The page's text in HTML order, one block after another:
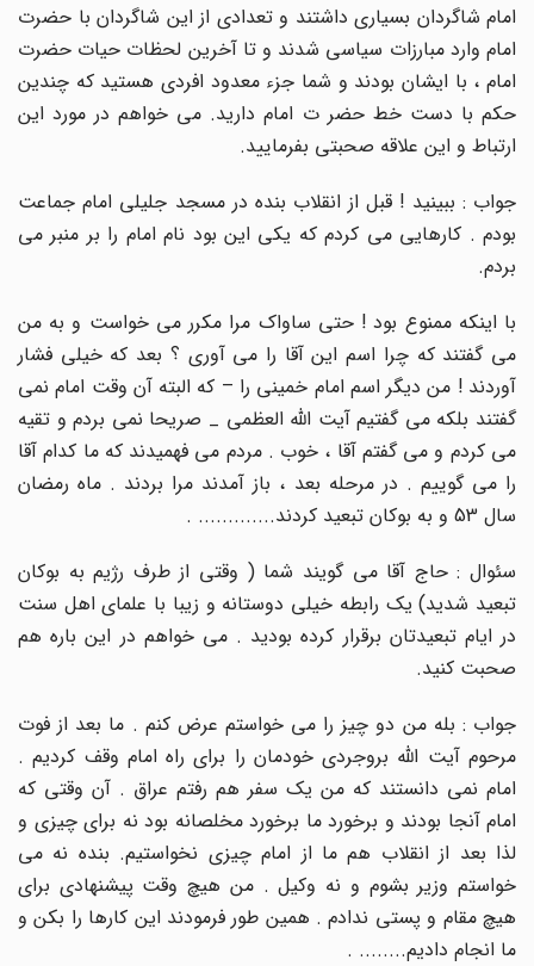
امام شاگردان بسیاری داشتند و تعدادی از این شاگردان با حضرت
امام وارد مبارزات سیاسی شدند و تا آخرین لحظات حیات حضرت
امام ، با ایشان بودند و شما جزء معدود افردی هستید که چندین
حکم با دست خط حضر ت امام دارید. می خواهم در مورد این
ارتباط و این علاقه صحبتی بفرمایید.
جواب : ببینید ! قبل از انقلاب بنده در مسجد جلیلی امام جماعت
بودم . کارهایی می کردم که یکی این بود نام امام را بر منبر می
بردم.
با اینکه ممنوع بود ! حتی ساواک مرا مکرر می خواست و به من
می گفتند که چرا اسم این آقا را می آوری ؟ بعد که خیلی فشار
آوردند ! من دیگر اسم امام خمینی را – که البته آن وقت امام نمی
گفتند بلکه می گفتیم آیت الله العظمی _ صریحا نمی بردم و تقیه
می کردم و می گفتم آقا ، خوب . مردم می فهمیدند که ما کدام آقا
را می گوییم . در مرحله بعد ، باز آمدند مرا بردند . ماه رمضان
سال 53 و به بوکان تبعید کردند
. .............
سئوال : حاج آقا می گویند شما ( وقتی از طرف رژیم به بوکان
تبعید شدید) یک رابطه خیلی دوستانه و زیبا با علمای اهل سنت
در ایام تبعیدتان برقرار کرده بودید . می خواهم در این باره هم
صحبت کنید.
جواب : بله من دو چیز را می خواستم عرض کنم . ما بعد از فوت
مرحوم آیت الله بروجردی خودمان را برای راه امام وقف کردیم .
امام نمی دانستند که من یک سفر هم رفتم عراق . آن وقتی که
امام آنجا بودند و برخورد ما برخورد مخلصانه بود نه برای چیزی و
لذا بعد از انقلاب هم ما از امام چیزی نخواستیم. بنده نه می
خواستم وزیر بشوم و نه وکیل . من هیچ وقت پیشنهادی برای
هیچ مقام و پستی ندادم . همین طور فرمودند این کارها را بکن و
ما انجام دادیم. ........